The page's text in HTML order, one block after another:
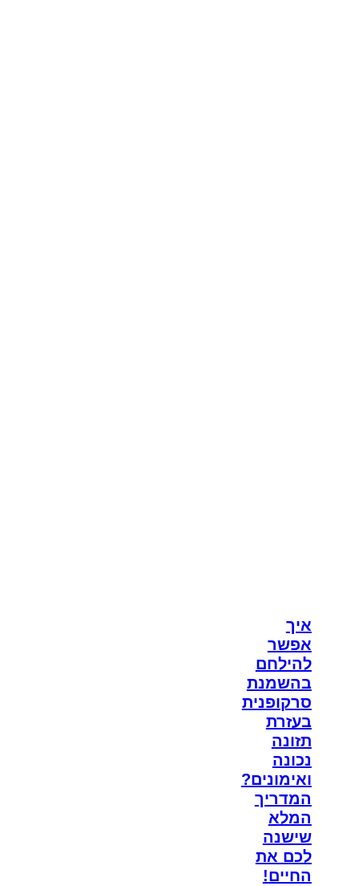
איך
אפשר
להילחם
בהשמנת
סרקופנית
בעזרת
תזונה
נכונה
ואימונים?
המדריך
המלא
שישנה
לכם את
החיים!